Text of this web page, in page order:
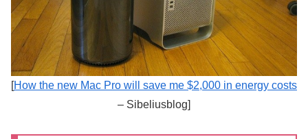
[How the new Mac Pro will save me $2,000 in energy costs
– Sibeliusblog]